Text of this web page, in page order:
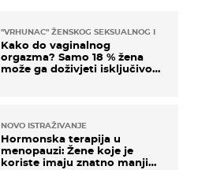
"VRHUNAC" ŽENSKOG SEKSUALNOG ISKUSTVA
Kako do vaginalnog
orgazma? Samo 18 % žena
može ga doživjeti isključivo
NOVO ISTRAŽIVANJE
Hormonska terapija u
menopauzi: Žene koje je
koriste imaju znatno manji